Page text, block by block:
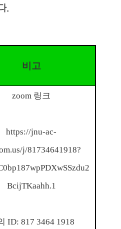
.
비고
zoom 링크
https://jnu-ac-
j/81734641918?
BcijTKaahh.1
ID: 817 3464 1918